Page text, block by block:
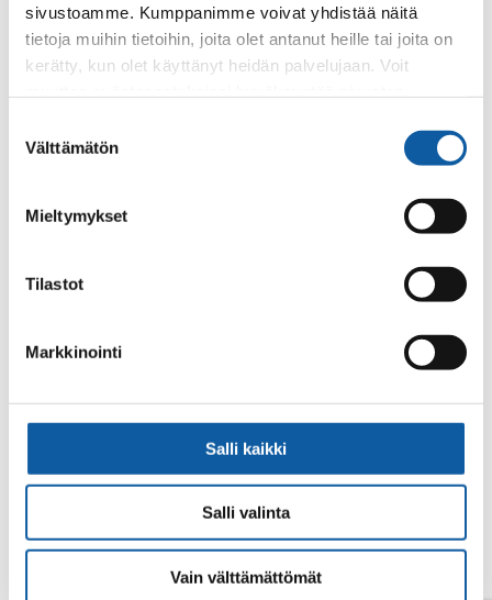
sivustoamme. Kumppanimme voivat yhdistää näitä
tietoja muihin tietoihin, joita olet antanut heille tai joita on
kerätty, kun olet käyttänyt heidän palvelujaan. Voit
valinta
Välttämätön
Mieltymykset
Tilastot
Markkinointi
Salli kaikki
Salli valinta
Vain välttämättömät
Innehållstyp